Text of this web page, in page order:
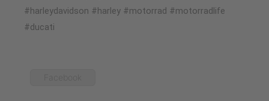
#harleydavidson #harley #motorrad #motorradlife
#ducati